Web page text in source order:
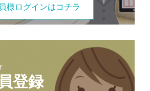
様ログインはコチラ
登録